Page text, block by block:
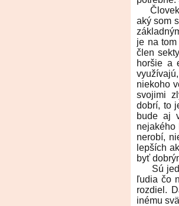
Človek
aký som
je na
člen
horšie a
niekoho
svojimi
dobrí, to
bude aj
nejakého
nerobí,
lepších
byť
Sú
ľudia čo
rozdiel.
inému